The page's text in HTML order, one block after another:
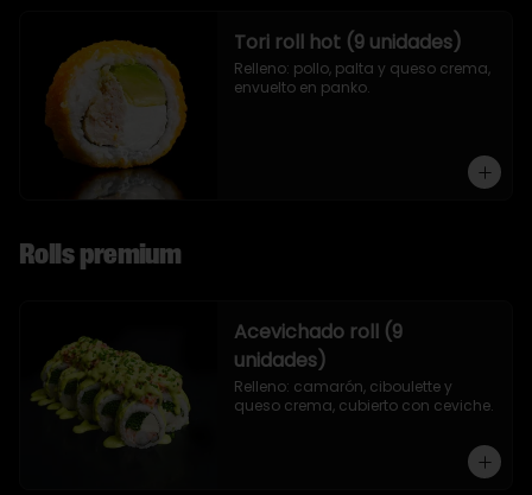
Tori roll hot (9 unidades)
Relleno: pollo, palta y queso crema,
envuelto en panko.
Rolls premium
Acevichado roll (9
unidades)
Relleno: camarón, ciboulette y
queso crema, cubierto con ceviche.